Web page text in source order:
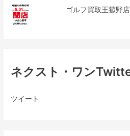
ゴルフ買取王菰野
ネクスト・ワン
ツイート